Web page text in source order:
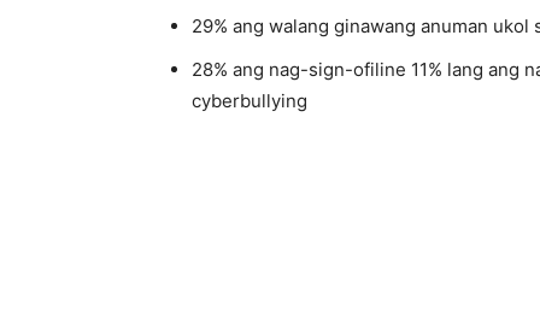
29% ang walang ginawang anuman ukol
28% ang nag-sign-ofiline 11% lang ang
cyberbullying